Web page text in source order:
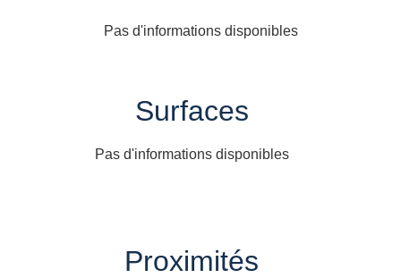
Pas d'informations disponibles
Surfaces
Pas d'informations disponibles
Proximités